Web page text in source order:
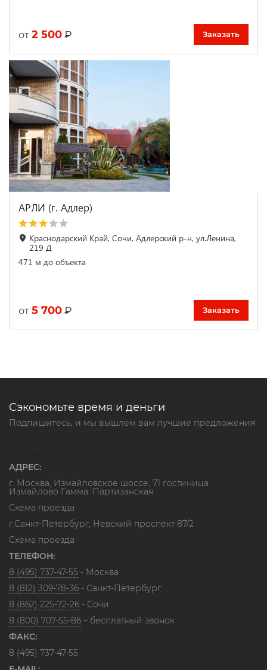
от 2 500 ₽ Заказать
АРЛИ (г. Адлер)
Краснодарский Край, Сочи, Адлерский р-н, ул.Ленина,
219 Д
471 м до объекта
от 5 700 ₽ Заказать
Сэкономьте время и деньги
Подпишитесь, и мы вышлем вам лучшие предложения
АДРЕС:
г. Москва, Измайловское шоссе, 71 гостиница
Измайлово Гамма. Партизанская
Схема проезда
г.Санкт-Петербург, Невский проспект 87/2
Схема проезда
ТЕЛЕФОН:
8 (495) 737-47-55 - Москва
8 (812) 309-78-36 - Санкт-Петербург
8 (862) 225-72-26 - Сочи
8 (800) 707-55-86 – бесплатный звонок
ФАКС:
8 (495) 737-47-55